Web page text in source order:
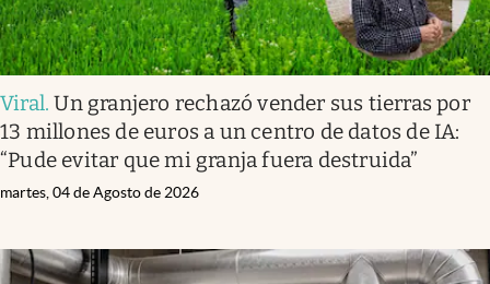
Eventos Corporativos
El Cronista Studio
Mediakit
abre en nueva pestaña
Argentina
Viral.Un granjero rechazó vender sus tierras por
13 millones de euros a un centro de datos de IA:
“Pude evitar que mi granja fuera destruida”
martes, 04 de Agosto de 2026